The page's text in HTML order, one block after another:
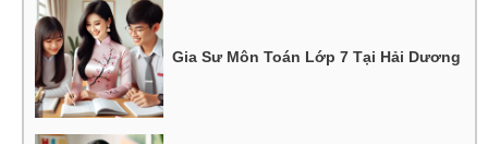
Gia Sư Môn Toán Lớp 7 Tại Hải Dương